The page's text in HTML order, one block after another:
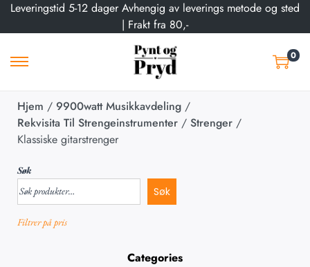
Leveringstid 5-12 dager Avhengig av leverings metode og sted
| Frakt fra 80,-
0
Hjem / 9900watt Musikkavdeling /
Rekvisita Til Strengeinstrumenter / Strenger /
Klassiske gitarstrenger
Søk
Søk
Filtrer på pris
Categories